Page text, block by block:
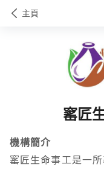
主頁
窰匠
機構簡介
窰匠生命事工是一